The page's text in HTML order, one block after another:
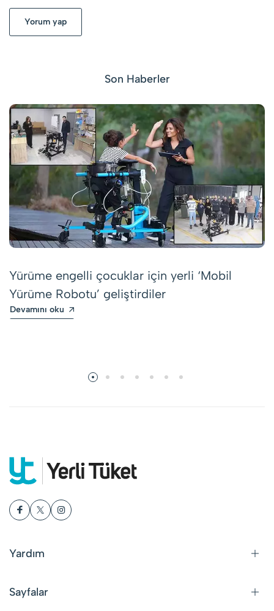
Yorum yap
Son Haberler
Yürüme engelli çocuklar için yerli ‘Mobil
Yürüme Robotu’ geliştirdiler
Devamını oku
Yardım
Sayfalar